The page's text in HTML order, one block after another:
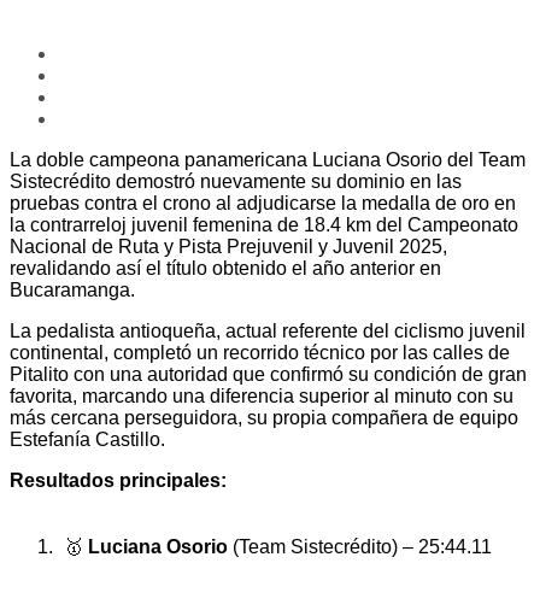
La doble campeona panamericana Luciana Osorio del Team
Sistecrédito demostró nuevamente su dominio en las
pruebas contra el crono al adjudicarse la medalla de oro en
la contrarreloj juvenil femenina de 18.4 km del Campeonato
Nacional de Ruta y Pista Prejuvenil y Juvenil 2025,
revalidando así el título obtenido el año anterior en
Bucaramanga.
La pedalista antioqueña, actual referente del ciclismo juvenil
continental, completó un recorrido técnico por las calles de
Pitalito con una autoridad que confirmó su condición de gran
favorita, marcando una diferencia superior al minuto con su
más cercana perseguidora, su propia compañera de equipo
Estefanía Castillo.
Resultados principales:
🥇 Luciana Osorio (Team Sistecrédito) – 25:44.11